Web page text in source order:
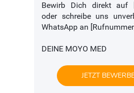
Bewirb Dich direkt auf
oder schreibe uns
WhatsApp an
DEINE MOYO MED
JETZT